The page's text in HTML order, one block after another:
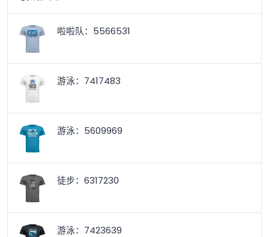
啦啦队：5566531
游泳：7417483
游泳：5609969
徒步：6317230
游泳：7423639